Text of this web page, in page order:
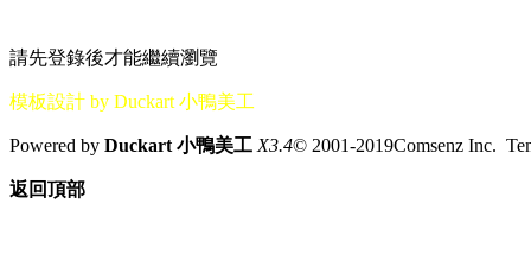
請先登錄後才能繼續瀏覽
模板設計 by Duckart 小鴨美工
Powered by Duckart 小鴨美工 X3.4© 2001-2019Comsenz Inc.
返回頂部